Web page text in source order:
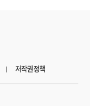
저작권정책